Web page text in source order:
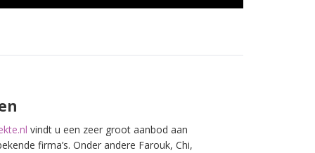
vindt u een zeer groot aanbod aan
firma’s. Onder andere Farouk, Chi,